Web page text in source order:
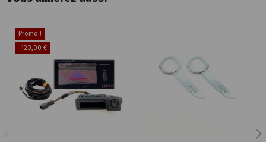
Promo !
-120,00 €